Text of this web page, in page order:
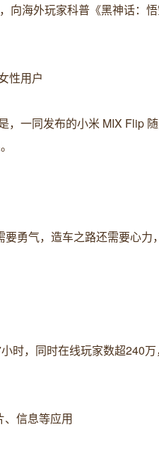
向海外玩家科普《黑神话：
性用户
，一同发布的小米 MIX Flip
勇气，造车之路还需要心力
时，同时在线玩家数超240
、信息等应用